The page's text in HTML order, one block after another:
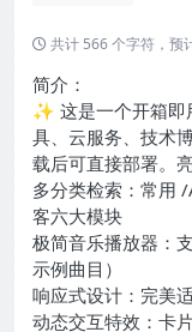
共计 566 个字符，预
简介：
✨ 这是一个开箱即
具、云服务、技术
载后可直接部署。
多分类检索：常用
客六大模块
极简音乐播放器：
示例曲目）
响应式设计：完美
动态交互特效：卡